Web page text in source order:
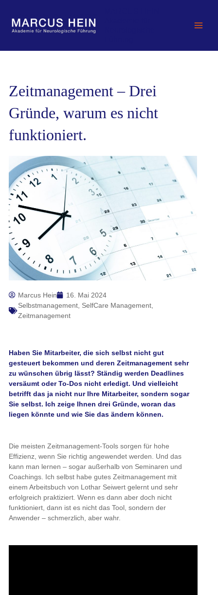
springen
Zeitmanagement – Drei
Gründe, warum es nicht
funktioniert.
Marcus Hein
16. Mai 2024
Selbstmanagement, SelfCare Management,
Zeitmanagement
Haben Sie Mitarbeiter, die sich selbst nicht gut
gesteuert bekommen und deren Zeitmanagement sehr
zu wünschen übrig lässt? Ständig werden Deadlines
versäumt oder To-Dos nicht erledigt. Und vielleicht
betrifft das ja nicht nur Ihre Mitarbeiter, sondern sogar
Sie selbst. Ich zeige Ihnen drei Gründe, woran das
liegen könnte und wie Sie das ändern können.
Die meisten Zeitmanagement-Tools sorgen für hohe
Effizienz, wenn Sie richtig angewendet werden. Und das
kann man lernen – sogar außerhalb von Seminaren und
Coachings. Ich selbst habe gutes Zeitmanagement mit
einem Arbeitsbuch von Lothar Seiwert gelernt und sehr
erfolgreich praktiziert. Wenn es dann aber doch nicht
funktioniert, dann ist es nicht das Tool, sondern der
Anwender – schmerzlich, aber wahr.